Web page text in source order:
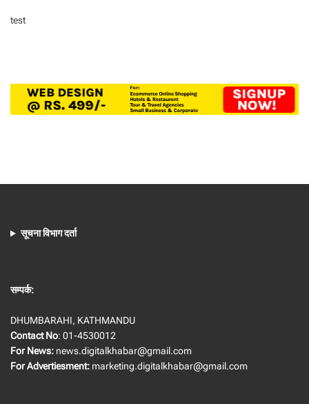
test
सूचना विभाग दर्ता
सम्पर्क:
DHUMBARAHI, KATHMANDU
Contact No: 01-4530012
For News: news.digitalkhabar@gmail.com
For Advertiesment: marketing.digitalkhabar@gmail.com